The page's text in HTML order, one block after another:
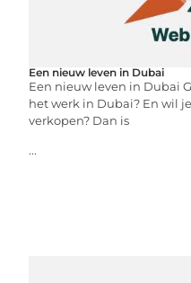
Een nieuw leven in Dubai
Een nieuw leven in Dubai
het werk in Dubai? En wil
verkopen? Dan is
...